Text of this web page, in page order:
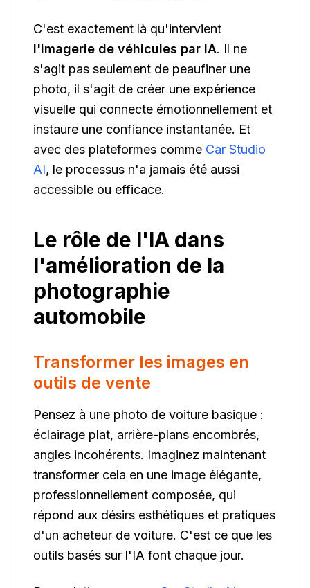
C'est exactement là qu'intervient
l'imagerie de véhicules par IA. Il ne
s'agit pas seulement de peaufiner une
photo, il s'agit de créer une expérience
visuelle qui connecte émotionnellement et
instaure une confiance instantanée. Et
avec des plateformes comme Car Studio
AI, le processus n'a jamais été aussi
accessible ou efficace.
Le rôle de l'IA dans
l'amélioration de la
photographie
automobile
Transformer les images en
outils de vente
Pensez à une photo de voiture basique :
éclairage plat, arrière-plans encombrés,
angles incohérents. Imaginez maintenant
transformer cela en une image élégante,
professionnellement composée, qui
répond aux désirs esthétiques et pratiques
d'un acheteur de voiture. C'est ce que les
outils basés sur l'IA font chaque jour.